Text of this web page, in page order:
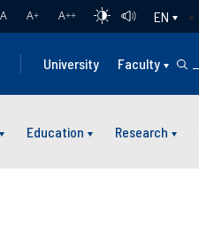
A A+ A++ EN
University Faculty
Education Research